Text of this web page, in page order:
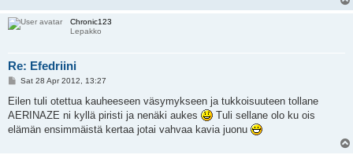
Chronic123
Lepakko
Re: Efedriini
P
s
Sat 28 Apr 2012, 13:27
Eilen tuli otettua kauheeseen väsymykseen ja tukkoisuuteen tollane
AERINAZE ni kyllä piristi ja nenäki aukes
Tuli sellane olo ku ois
elämän ensimmäistä kertaa jotai vahvaa kavia juonu